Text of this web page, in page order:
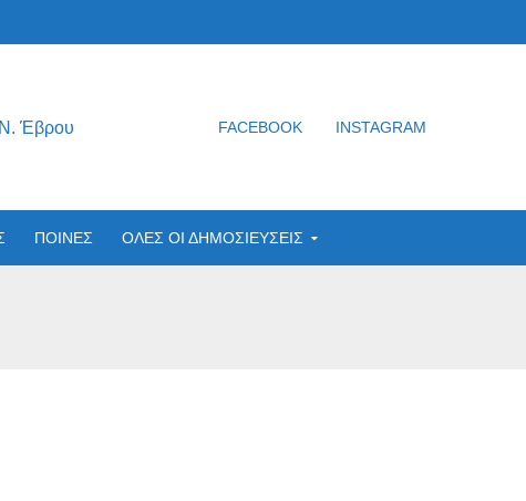
Έβρου FACEBOOK INSTAGRAM
ΠΟΙΝΕΣ ΟΛΕΣ ΟΙ ΔΗΜΟΣΙΕΥΣΕΙΣ